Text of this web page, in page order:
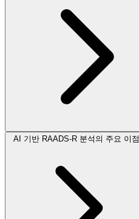
AI 기반 RAADS-R 분석의 주요 이점